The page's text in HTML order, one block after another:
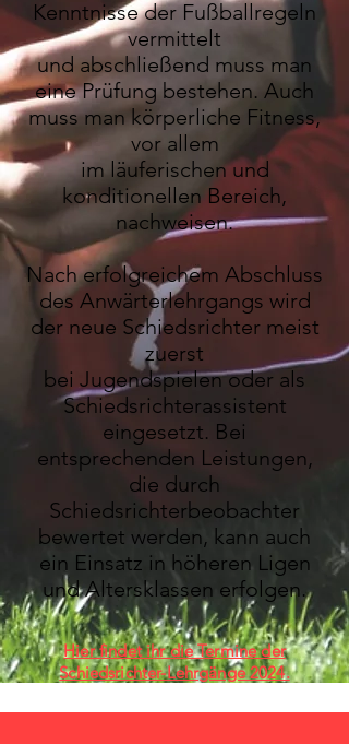
Kenntnisse der Fußballregeln
vermittelt
und abschließend muss man
eine Prüfung bestehen. Auch
muss man körperliche Fitness,
vor allem
im läuferischen und
konditionellen Bereich,
nachweisen.
Nach erfolgreichem Abschluss
des Anwärterlehrgangs wird
der neue Schiedsrichter meist
zuerst
bei Jugendspielen oder als
Schiedsrichterassistent
eingesetzt. Bei
entsprechenden Leistungen,
die durch
Schiedsrichterbeobachter
bewertet werden, kann auch
ein Einsatz in höheren Ligen
undAltersklassen erfolgen.
Hier findet ihr die Termine der
Schiedsrichter-Lehrgänge 2024.